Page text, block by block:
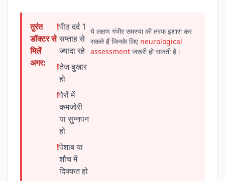
तुरंत
डॉक्टर से
मिलें
अगर:
!पीठ दर्द 1
सप्ताह से
ज्यादा रहे
!तेज बुखार
हो
!पैरों में
कमजोरी
या सुन्नपन
हो
!पेशाब या
शौच में
दिक्कत हो
ये लक्षण गंभीर समस्या की तरफ इशारा कर
सकते हैं जिनके लिए neurological
assessment जरूरी हो सकती है।